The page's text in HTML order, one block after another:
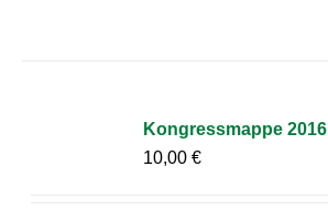
Kongressmappe 2016
10,00€